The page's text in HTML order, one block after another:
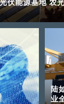
伏能源基地 农
陆
业